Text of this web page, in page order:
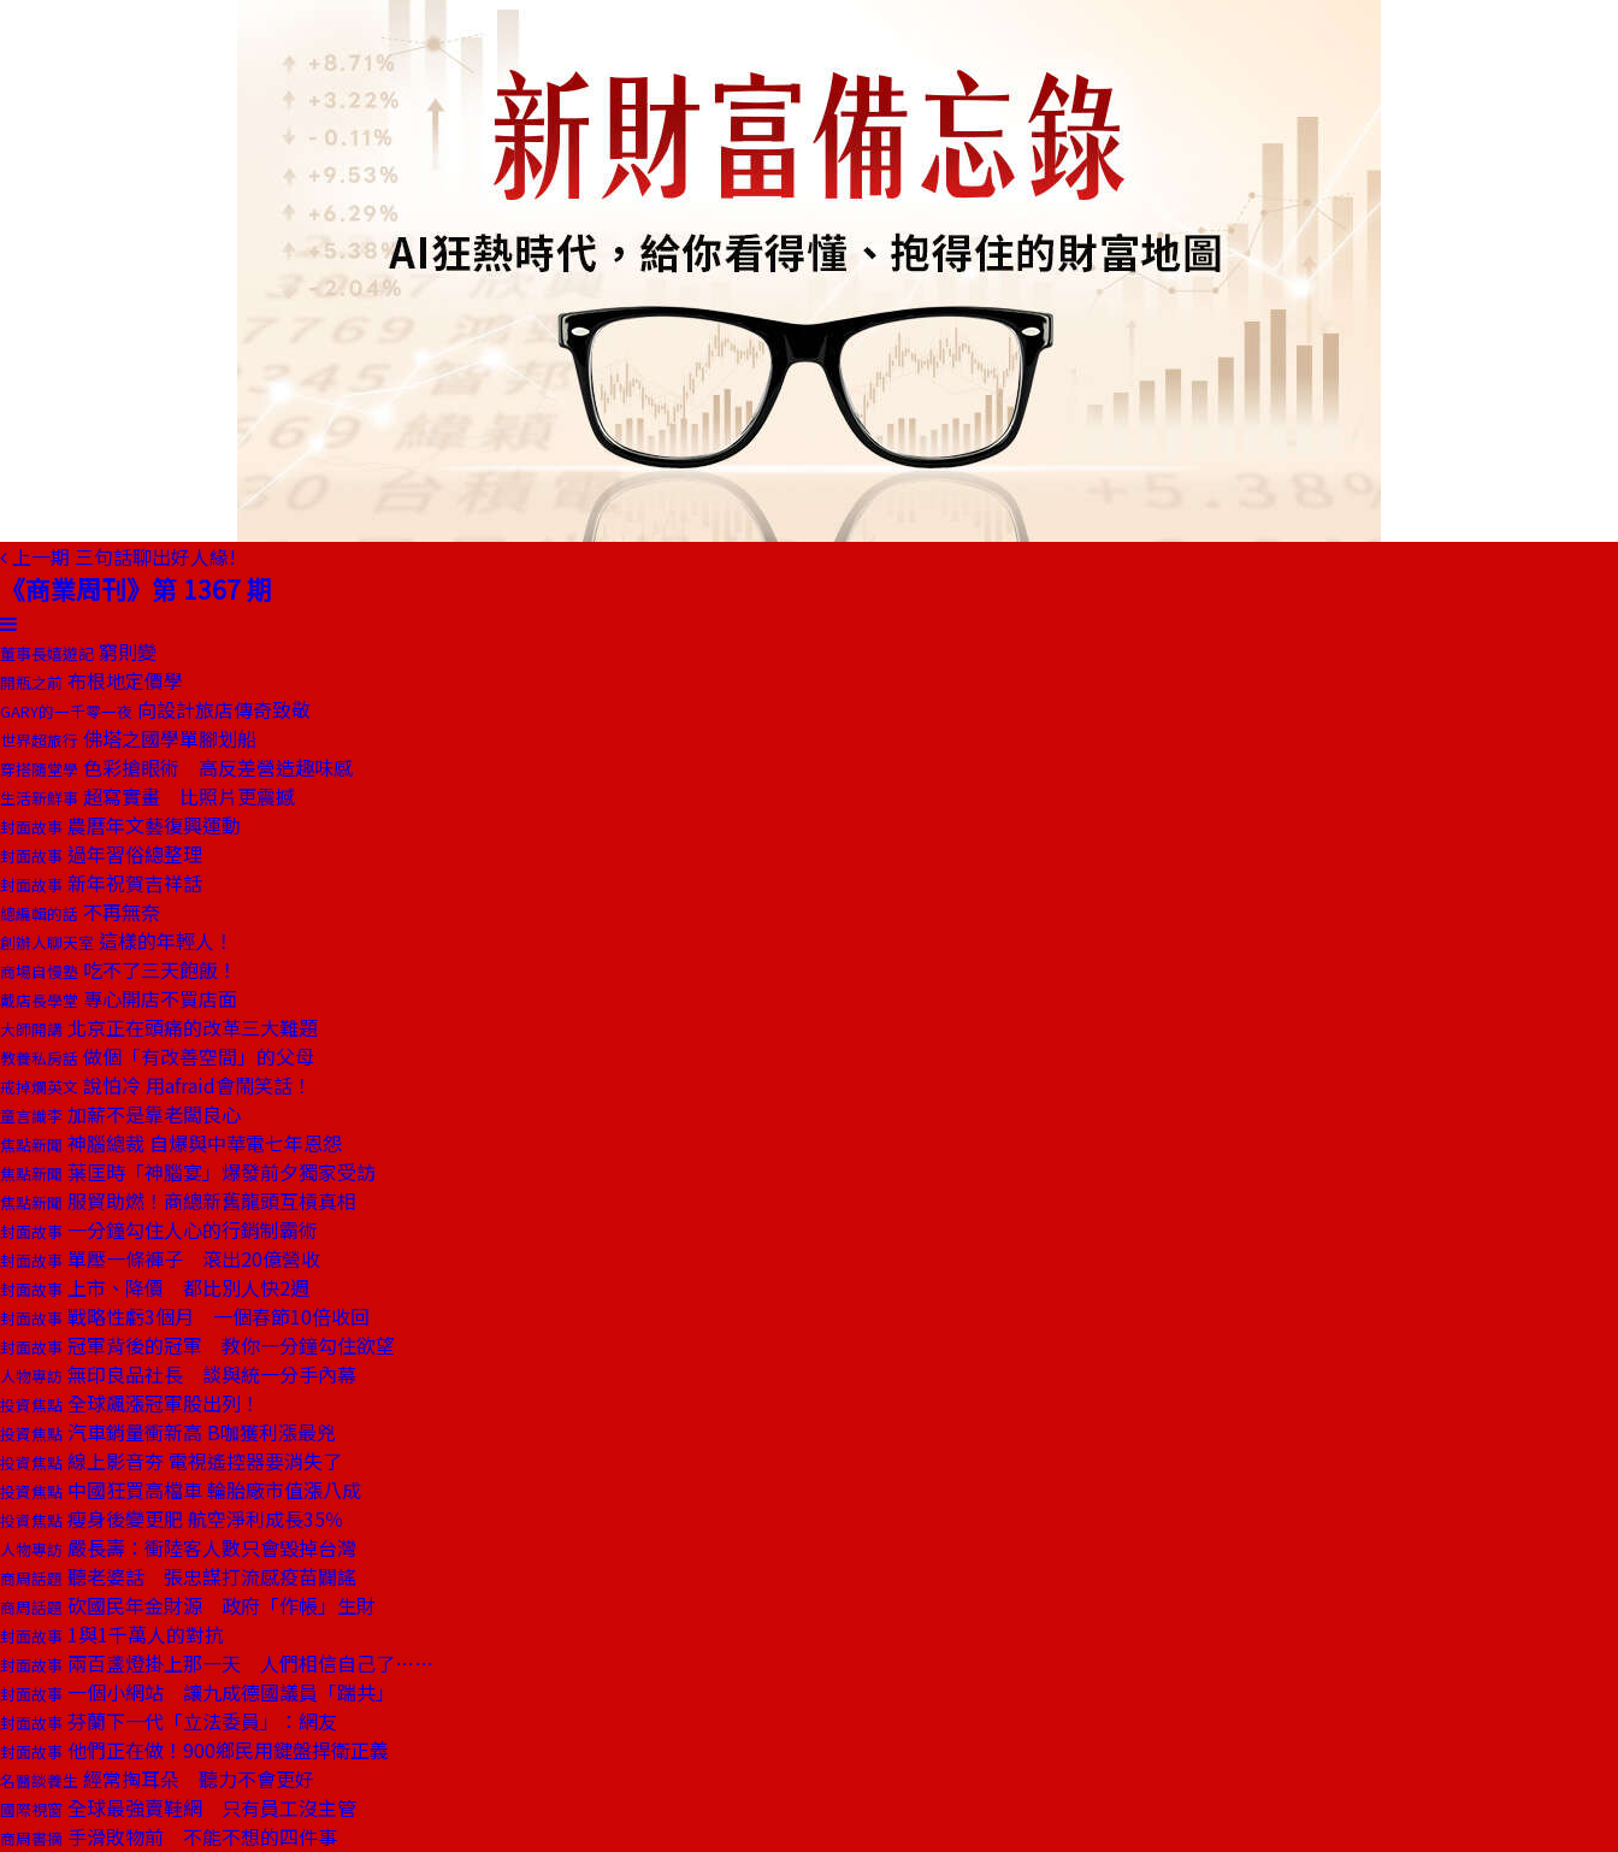
上一期 三句話聊出好人緣!
《商業周刊》第 1367 期
董事長嬉遊記 窮則變
開瓶之前 布根地定價學
GARY的一千零一夜 向設計旅店傳奇致敬
世界超旅行 佛塔之國學單腳划船
穿搭隨堂學 色彩搶眼術 高反差營造趣味感
生活新鮮事 超寫實畫 比照片更震撼
封面故事 農曆年文藝復興運動
封面故事 過年習俗總整理
封面故事 新年祝賀吉祥話
總編輯的話 不再無奈
創辦人聊天室 這樣的年輕人！
商場自慢塾 吃不了三天飽飯！
戴店長學堂 專心開店不買店面
大師開講 北京正在頭痛的改革三大難題
教養私房話 做個「有改善空間」的父母
戒掉爛英文 說怕冷 用afraid會鬧笑話！
童言識李 加薪不是靠老闆良心
焦點新聞 神腦總裁 自爆與中華電七年恩怨
焦點新聞 葉匡時「神腦宴」爆發前夕獨家受訪
焦點新聞 服貿助燃！商總新舊龍頭互槓真相
封面故事 一分鐘勾住人心的行銷制霸術
封面故事 單壓一條褲子 滾出20億營收
封面故事 上市、降價 都比別人快2週
封面故事 戰略性虧3個月 一個春節10倍收回
封面故事 冠軍背後的冠軍 教你一分鐘勾住欲望
人物專訪 無印良品社長 談與統一分手內幕
投資焦點 全球飆漲冠軍股出列！
投資焦點 汽車銷量衝新高 B咖獲利漲最兇
投資焦點 線上影音夯 電視遙控器要消失了
投資焦點 中國狂買高檔車 輪胎廠市值漲八成
投資焦點 瘦身後變更肥 航空淨利成長35％
人物專訪 嚴長壽：衝陸客人數只會毀掉台灣
商周話題 聽老婆話 張忠謀打流感疫苗闢謠
商周話題 砍國民年金財源 政府「作帳」生財
封面故事 1與1千萬人的對抗
封面故事 兩百盞燈掛上那一天 人們相信自己了……
封面故事 一個小網站 讓九成德國議員「踹共」
封面故事 芬蘭下一代「立法委員」：網友
封面故事 他們正在做！900鄉民用鍵盤捍衛正義
名醫談養生 經常掏耳朵 聽力不會更好
國際視窗 全球最強賣鞋網 只有員工沒主管
商周書摘 手滑敗物前 不能不想的四件事